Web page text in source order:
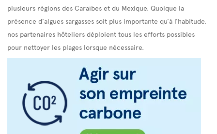
plusieurs régions des Caraïbes et du Mexique. Quoique la
présence d’algues sargasses soit plus importante qu’à l’habitude,
nos partenaires hôteliers déploient tous les efforts possibles
pour nettoyer les plages lorsque nécessaire.